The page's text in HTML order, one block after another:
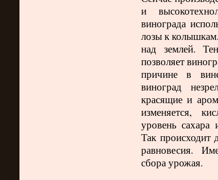
и
винограда
лозы к колышкам.
над землей.
позволяет
причине в
виноград
красящие и
изменяется,
уровень
Так происходит
равновесия.
сбора урожая.